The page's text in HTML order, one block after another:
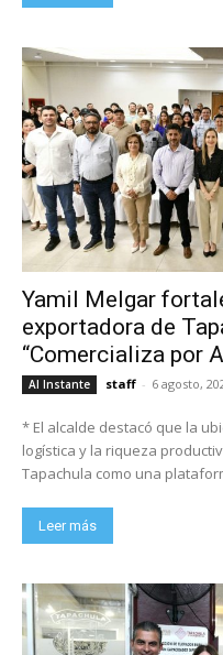
Yamil Melgar
exportadora de
“Comercializa por
Al Instante staff - 6 agosto,
* El alcalde destacó que la
logística y la riqueza
Tapachula como una
Leer más